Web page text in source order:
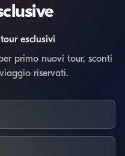
esclusivi
primo nuovi tour, sconti
riservati.